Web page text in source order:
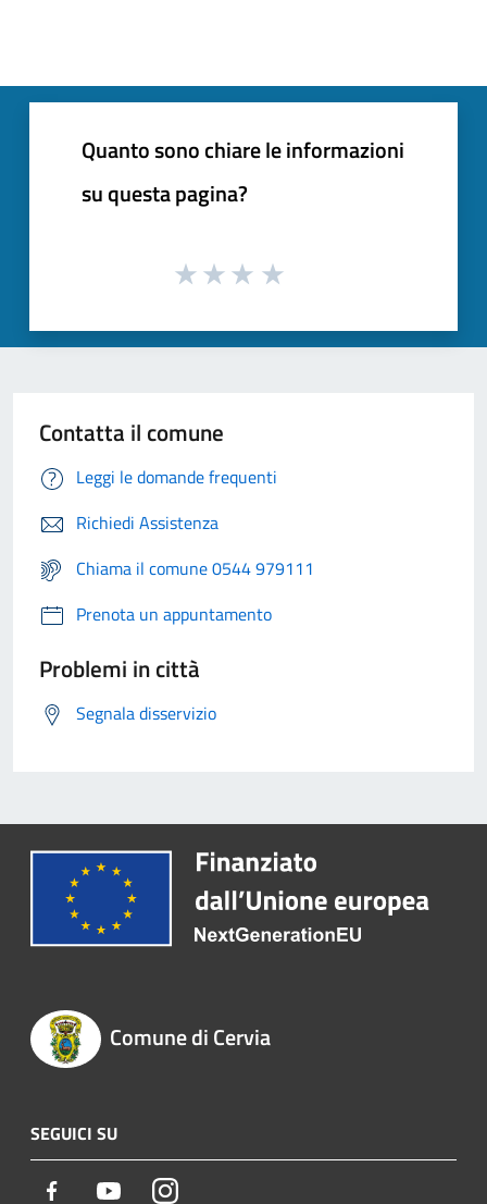
Quanto sono chiare le informazioni
su questa pagina?
Contatta il comune
Leggi le domande frequenti
Richiedi Assistenza
Chiama il comune 0544 979111
Prenota un appuntamento
Problemi in città
Segnala disservizio
Comune di Cervia
SEGUICI SU
Facebook YoutubeInstagram